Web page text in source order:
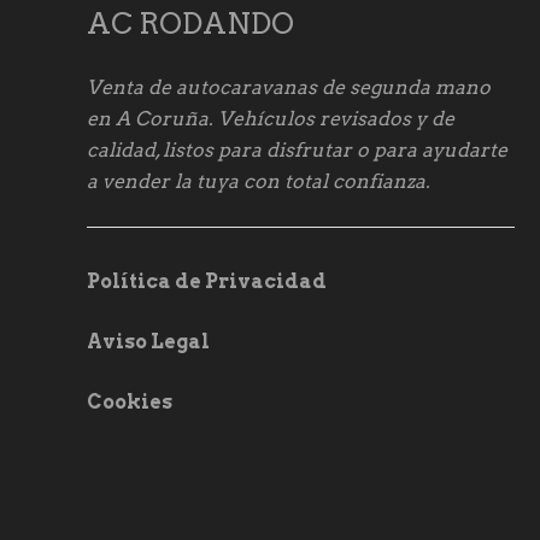
AC RODANDO
Venta de autocaravanas de segunda mano
en A Coruña. Vehículos revisados y de
calidad, listos para disfrutar o para ayudarte
a vender la tuya con total confianza.
Política de Privacidad
Aviso Legal
Cookies